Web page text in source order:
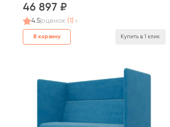
46 897
4.5оценок (1)
В корзину Купить в 1 клик